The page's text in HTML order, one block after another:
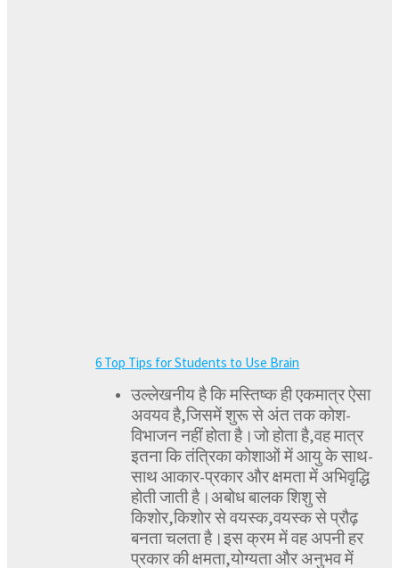
6 Top Tips for Students to Use Brain
उल्लेखनीय है कि मस्तिष्क ही एकमात्र ऐसा
अवयव है,जिसमें शुरू से अंत तक कोश-
विभाजन नहीं होता है।जो होता है,वह मात्र
इतना कि तंत्रिका कोशाओं में आयु के साथ-
साथ आकार-प्रकार और क्षमता में अभिवृद्धि
होती जाती है।अबोध बालक शिशु से
किशोर,किशोर से वयस्क,वयस्क से प्रौढ़
बनता चलता है।इस क्रम में वह अपनी हर
प्रकार की क्षमता,योग्यता और अनुभव में